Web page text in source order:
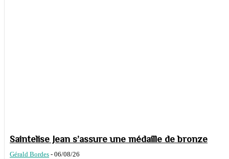
Saintelise Jean s’assure une médaille de bronze
Gérald Bordes - 06/08/26